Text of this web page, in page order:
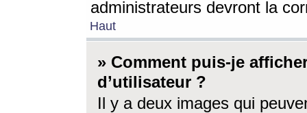
administrateurs devront la
Haut
» Comment puis-je
d’utilisateur ?
Il y a deux images qui